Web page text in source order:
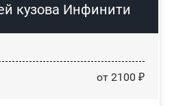
кузова Инфинити
от 2100 ₽